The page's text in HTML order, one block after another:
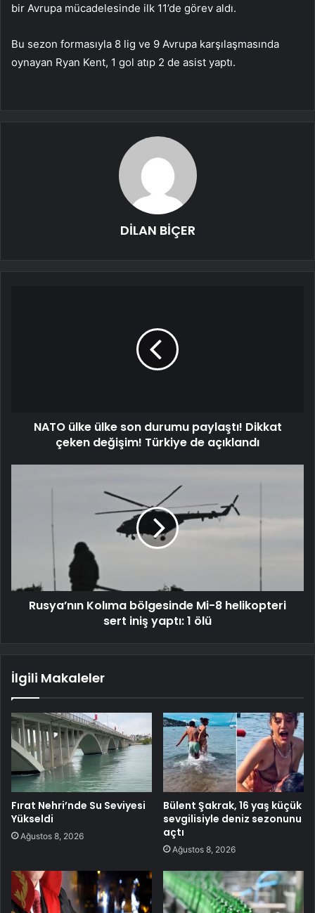
bir Avrupa mücadelesinde ilk 11’de görev aldı.
Bu sezon formasıyla 8 lig ve 9 Avrupa karşılaşmasında
oynayan Ryan Kent, 1 gol atıp 2 de asist yaptı.
DİLAN BİÇER
NATO ülke ülke son durumu paylaştı! Dikkat
çeken değişim! Türkiye de açıklandı
Rusya’nın Kolıma bölgesinde Mi-8 helikopteri
sert iniş yaptı: 1 ölü
İlgili Makaleler
Fırat Nehri’nde Su Seviyesi
Yükseldi
Ağustos 8, 2026
Bülent Şakrak, 16 yaş küçük
sevgilisiyle deniz sezonunu
açtı
Ağustos 8, 2026